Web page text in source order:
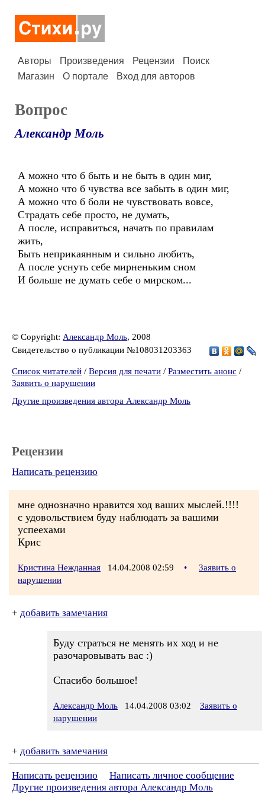
Авторы Произведения Рецензии
Поиск
Магазин
О портале Вход для авторов
Вопрос
Александр Моль
А можно что б быть и не быть в один миг,
А можно что б чувства все забыть в один миг,
А можно что б боли не чувствовать вовсе,
Страдать себе просто, не думать,
А после, исправиться, начать по правилам
жить,
Быть неприкаянным и сильно любить,
А после уснуть себе мирненьким сном
И больше не думать себе о мирском...
© Copyright: Александр Моль, 2008
Свидетельство о публикации №108031203363
Список читателей / Версия для печати / Разместить анонс /
Заявить о нарушении
Другие произведения автора Александр Моль
Рецензии
Написать рецензию
мне однозначно нравится ход ваших мыслей.!!!!
с удовольствием буду наблюдать за вашими
успеехами
Крис
Кристина Нежданная 14.04.2008 02:59 •
Заявить о
нарушении
+ добавить замечания
Буду страться не менять их ход и не
разочаровывать вас :)
Спасибо большое!
Александр Моль 14.04.2008 03:02
Заявить о
нарушении
+ добавить замечания
Написать рецензию
Написать личное сообщение
Другие произведения автора Александр Моль